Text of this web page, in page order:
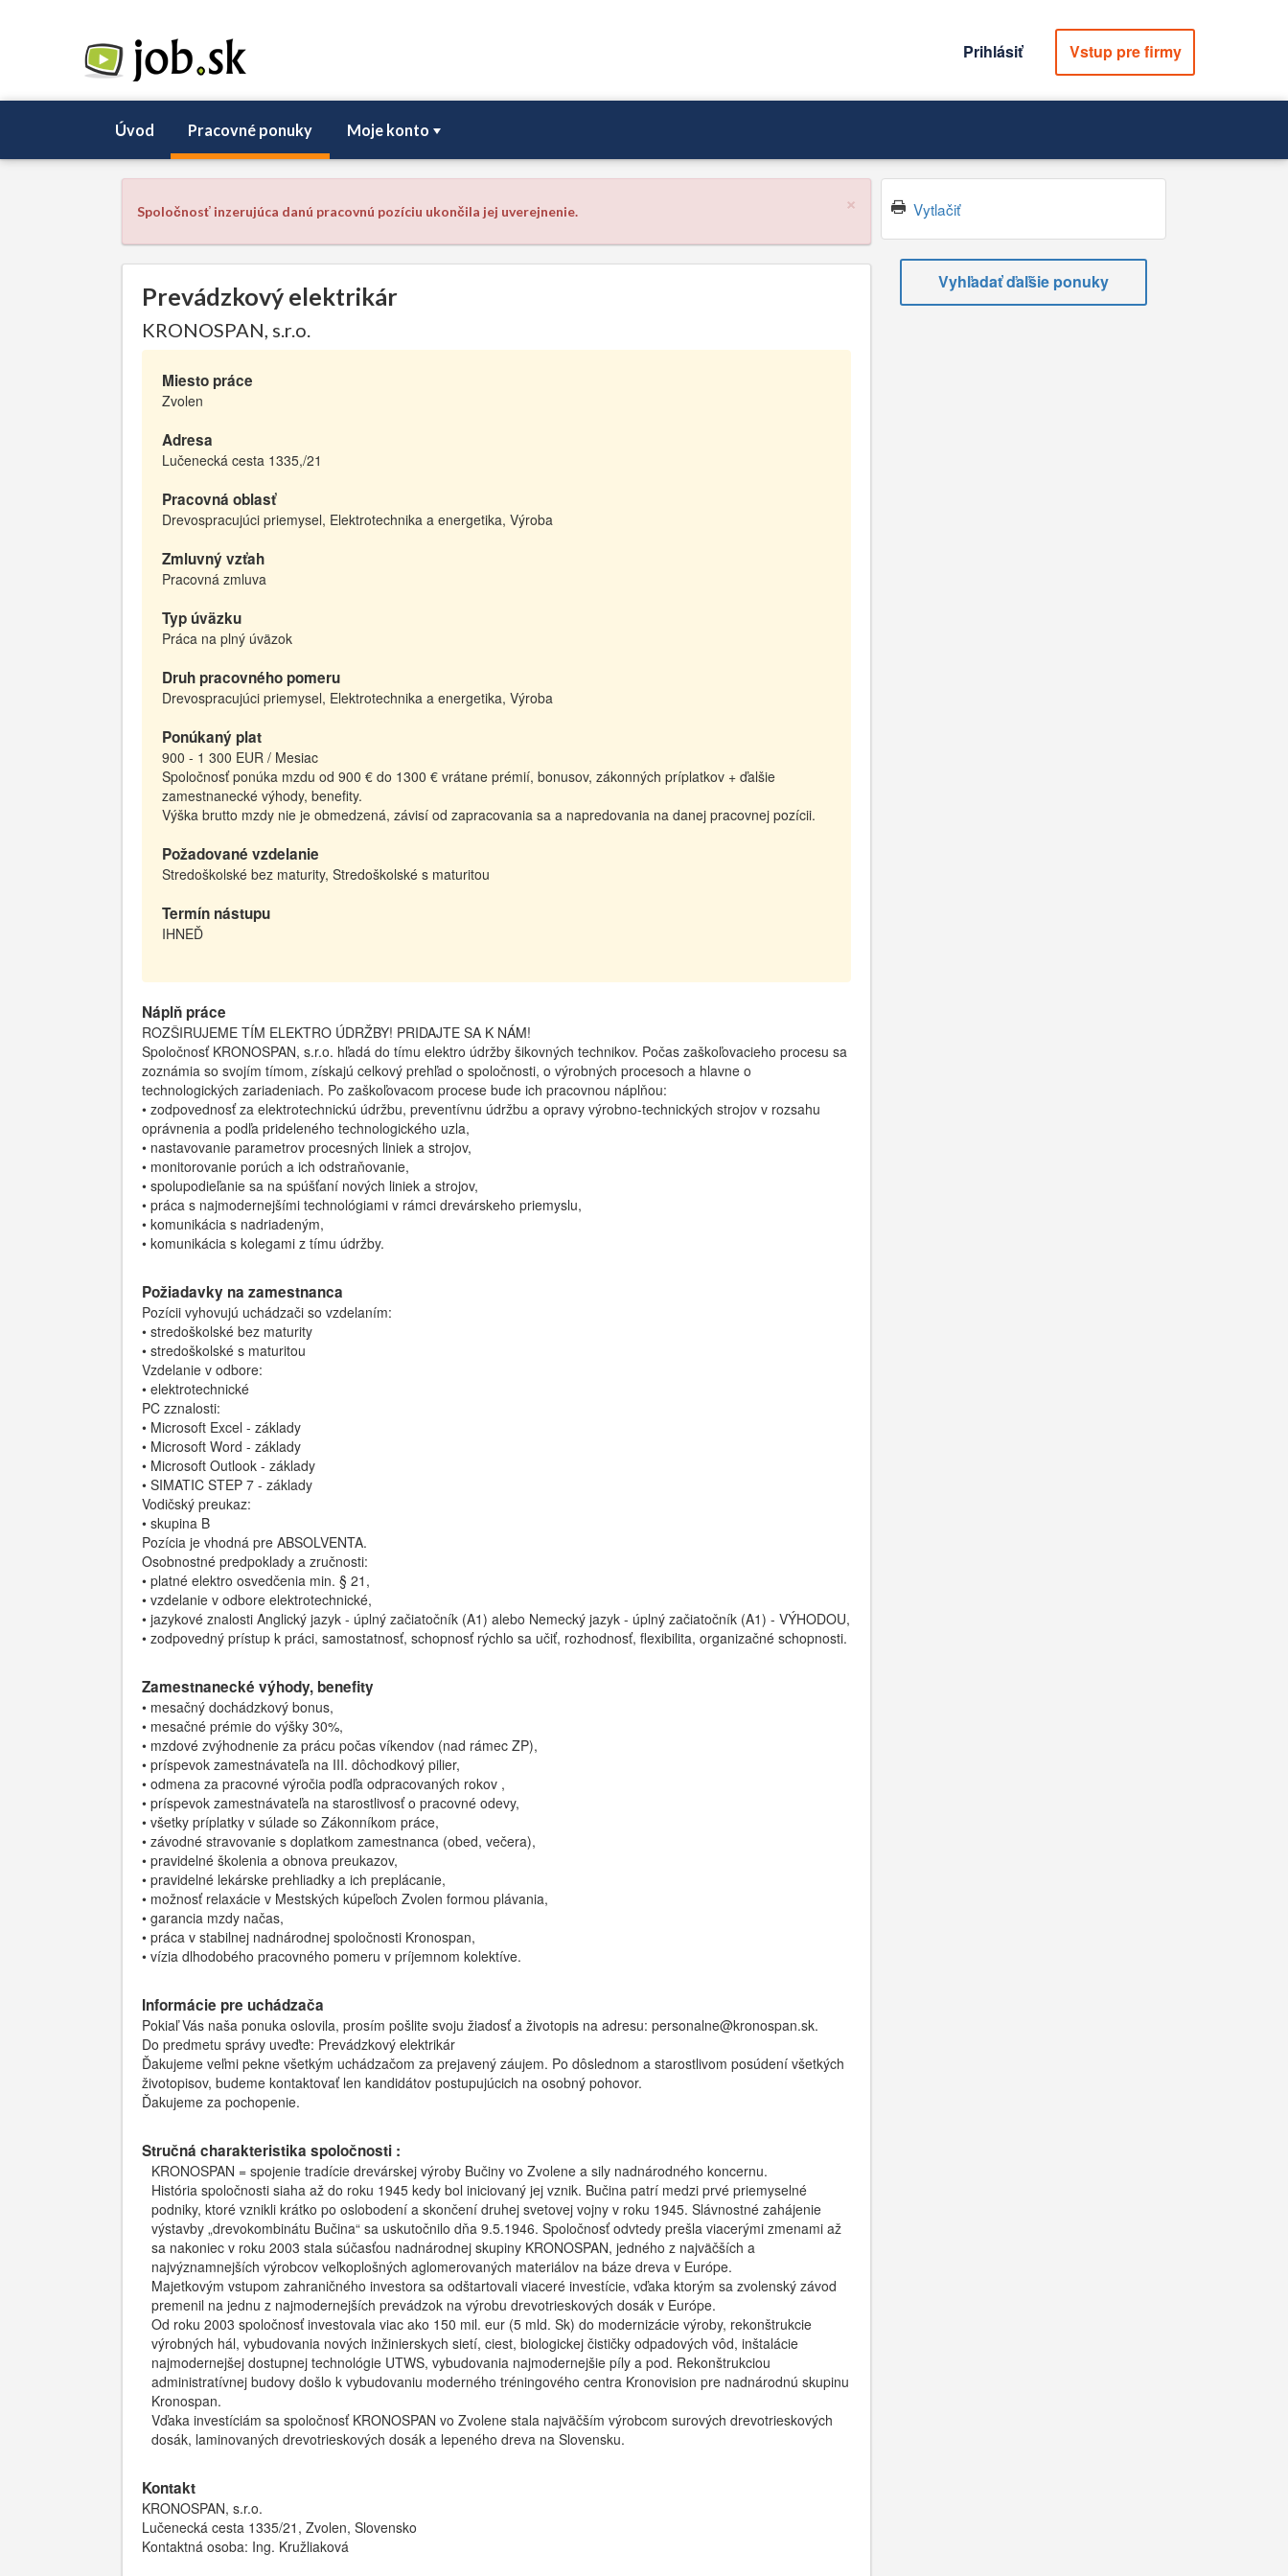
Prihlásiť Vstup pre firmy
Úvod Pracovné ponuky Moje konto
×
Spoločnosť inzerujúca danú pracovnú pozíciu ukončila jej uverejnenie.
Prevádzkový elektrikár
KRONOSPAN, s.r.o.
Miesto práce
Zvolen
Adresa
Lučenecká cesta 1335,/21
Pracovná oblasť
Drevospracujúci priemysel, Elektrotechnika a energetika, Výroba
Zmluvný vzťah
Pracovná zmluva
Typ úväzku
Práca na plný úväzok
Druh pracovného pomeru
Drevospracujúci priemysel, Elektrotechnika a energetika, Výroba
Ponúkaný plat
900 - 1 300 EUR / Mesiac
Spoločnosť ponúka mzdu od 900 € do 1300 € vrátane prémií, bonusov, zákonných príplatkov + ďalšie
zamestnanecké výhody, benefity.
Výška brutto mzdy nie je obmedzená, závisí od zapracovania sa a napredovania na danej pracovnej pozícii.
Požadované vzdelanie
Stredoškolské bez maturity, Stredoškolské s maturitou
Termín nástupu
IHNEĎ
Náplň práce
ROZŠIRUJEME TÍM ELEKTRO ÚDRŽBY! PRIDAJTE SA K NÁM!
Spoločnosť KRONOSPAN, s.r.o. hľadá do tímu elektro údržby šikovných technikov. Počas zaškoľovacieho procesu sa
zoznámia so svojím tímom, získajú celkový prehľad o spoločnosti, o výrobných procesoch a hlavne o
technologických zariadeniach. Po zaškoľovacom procese bude ich pracovnou náplňou:
• zodpovednosť za elektrotechnickú údržbu, preventívnu údržbu a opravy výrobno-technických strojov v rozsahu
oprávnenia a podľa prideleného technologického uzla,
• nastavovanie parametrov procesných liniek a strojov,
• monitorovanie porúch a ich odstraňovanie,
• spolupodieľanie sa na spúšťaní nových liniek a strojov,
• práca s najmodernejšími technológiami v rámci drevárskeho priemyslu,
• komunikácia s nadriadeným,
• komunikácia s kolegami z tímu údržby.
Požiadavky na zamestnanca
Pozícii vyhovujú uchádzači so vzdelaním:
• stredoškolské bez maturity
• stredoškolské s maturitou
Vzdelanie v odbore:
• elektrotechnické
PC zznalosti:
• Microsoft Excel - základy
• Microsoft Word - základy
• Microsoft Outlook - základy
• SIMATIC STEP 7 - základy
Vodičský preukaz:
• skupina B
Pozícia je vhodná pre ABSOLVENTA.
Osobnostné predpoklady a zručnosti:
• platné elektro osvedčenia min. § 21,
• vzdelanie v odbore elektrotechnické,
• jazykové znalosti Anglický jazyk - úplný začiatočník (A1) alebo Nemecký jazyk - úplný začiatočník (A1) - VÝHODOU,
• zodpovedný prístup k práci, samostatnosť, schopnosť rýchlo sa učiť, rozhodnosť, flexibilita, organizačné schopnosti.
Zamestnanecké výhody, benefity
• mesačný dochádzkový bonus,
• mesačné prémie do výšky 30%,
• mzdové zvýhodnenie za prácu počas víkendov (nad rámec ZP),
• príspevok zamestnávateľa na III. dôchodkový pilier,
• odmena za pracovné výročia podľa odpracovaných rokov ,
• príspevok zamestnávateľa na starostlivosť o pracovné odevy,
• všetky príplatky v súlade so Zákonníkom práce,
• závodné stravovanie s doplatkom zamestnanca (obed, večera),
• pravidelné školenia a obnova preukazov,
• pravidelné lekárske prehliadky a ich preplácanie,
• možnosť relaxácie v Mestských kúpeľoch Zvolen formou plávania,
• garancia mzdy načas,
• práca v stabilnej nadnárodnej spoločnosti Kronospan,
• vízia dlhodobého pracovného pomeru v príjemnom kolektíve.
Informácie pre uchádzača
Pokiaľ Vás naša ponuka oslovila, prosím pošlite svoju žiadosť a životopis na adresu: personalne@kronospan.sk.
Do predmetu správy uveďte: Prevádzkový elektrikár
Ďakujeme veľmi pekne všetkým uchádzačom za prejavený záujem. Po dôslednom a starostlivom posúdení všetkých
životopisov, budeme kontaktovať len kandidátov postupujúcich na osobný pohovor.
Ďakujeme za pochopenie.
Stručná charakteristika spoločnosti :
KRONOSPAN = spojenie tradície drevárskej výroby Bučiny vo Zvolene a sily nadnárodného koncernu.
História spoločnosti siaha až do roku 1945 kedy bol iniciovaný jej vznik. Bučina patrí medzi prvé priemyselné
podniky, ktoré vznikli krátko po oslobodení a skončení druhej svetovej vojny v roku 1945. Slávnostné zahájenie
výstavby „drevokombinátu Bučina“ sa uskutočnilo dňa 9.5.1946. Spoločnosť odvtedy prešla viacerými zmenami až
sa nakoniec v roku 2003 stala súčasťou nadnárodnej skupiny KRONOSPAN, jedného z najväčších a
najvýznamnejších výrobcov veľkoplošných aglomerovaných materiálov na báze dreva v Európe.
Majetkovým vstupom zahraničného investora sa odštartovali viaceré investície, vďaka ktorým sa zvolenský závod
premenil na jednu z najmodernejších prevádzok na výrobu drevotrieskových dosák v Európe.
Od roku 2003 spoločnosť investovala viac ako 150 mil. eur (5 mld. Sk) do modernizácie výroby, rekonštrukcie
výrobných hál, vybudovania nových inžinierskych sietí, ciest, biologickej čističky odpadových vôd, inštalácie
najmodernejšej dostupnej technológie UTWS, vybudovania najmodernejšie píly a pod. Rekonštrukciou
administratívnej budovy došlo k vybudovaniu moderného tréningového centra Kronovision pre nadnárodnú skupinu
Kronospan.
Vďaka investíciám sa spoločnosť KRONOSPAN vo Zvolene stala najväčším výrobcom surových drevotrieskových
dosák, laminovaných drevotrieskových dosák a lepeného dreva na Slovensku.
Kontakt
KRONOSPAN, s.r.o.
Lučenecká cesta 1335/21, Zvolen, Slovensko
Kontaktná osoba: Ing. Kružliaková
Vytlačiť
Vyhľadať ďaľšie ponuky